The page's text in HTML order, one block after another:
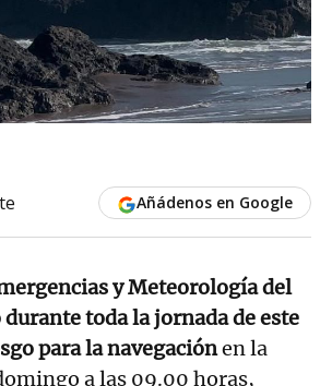
Añádenos en Google
y Meteorología del
toda la jornada de este
para la navegaciónen la
a las 09.00 horas,